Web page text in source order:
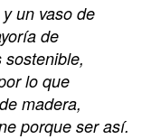
un vaso de
de
lo que
madera,
porque ser así.